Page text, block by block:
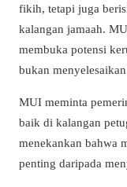
fikih, tetapi juga
kalangan jamaah.
membuka potensi
bukan
MUI meminta
baik di kalangan
menekankan bahwa
penting daripada